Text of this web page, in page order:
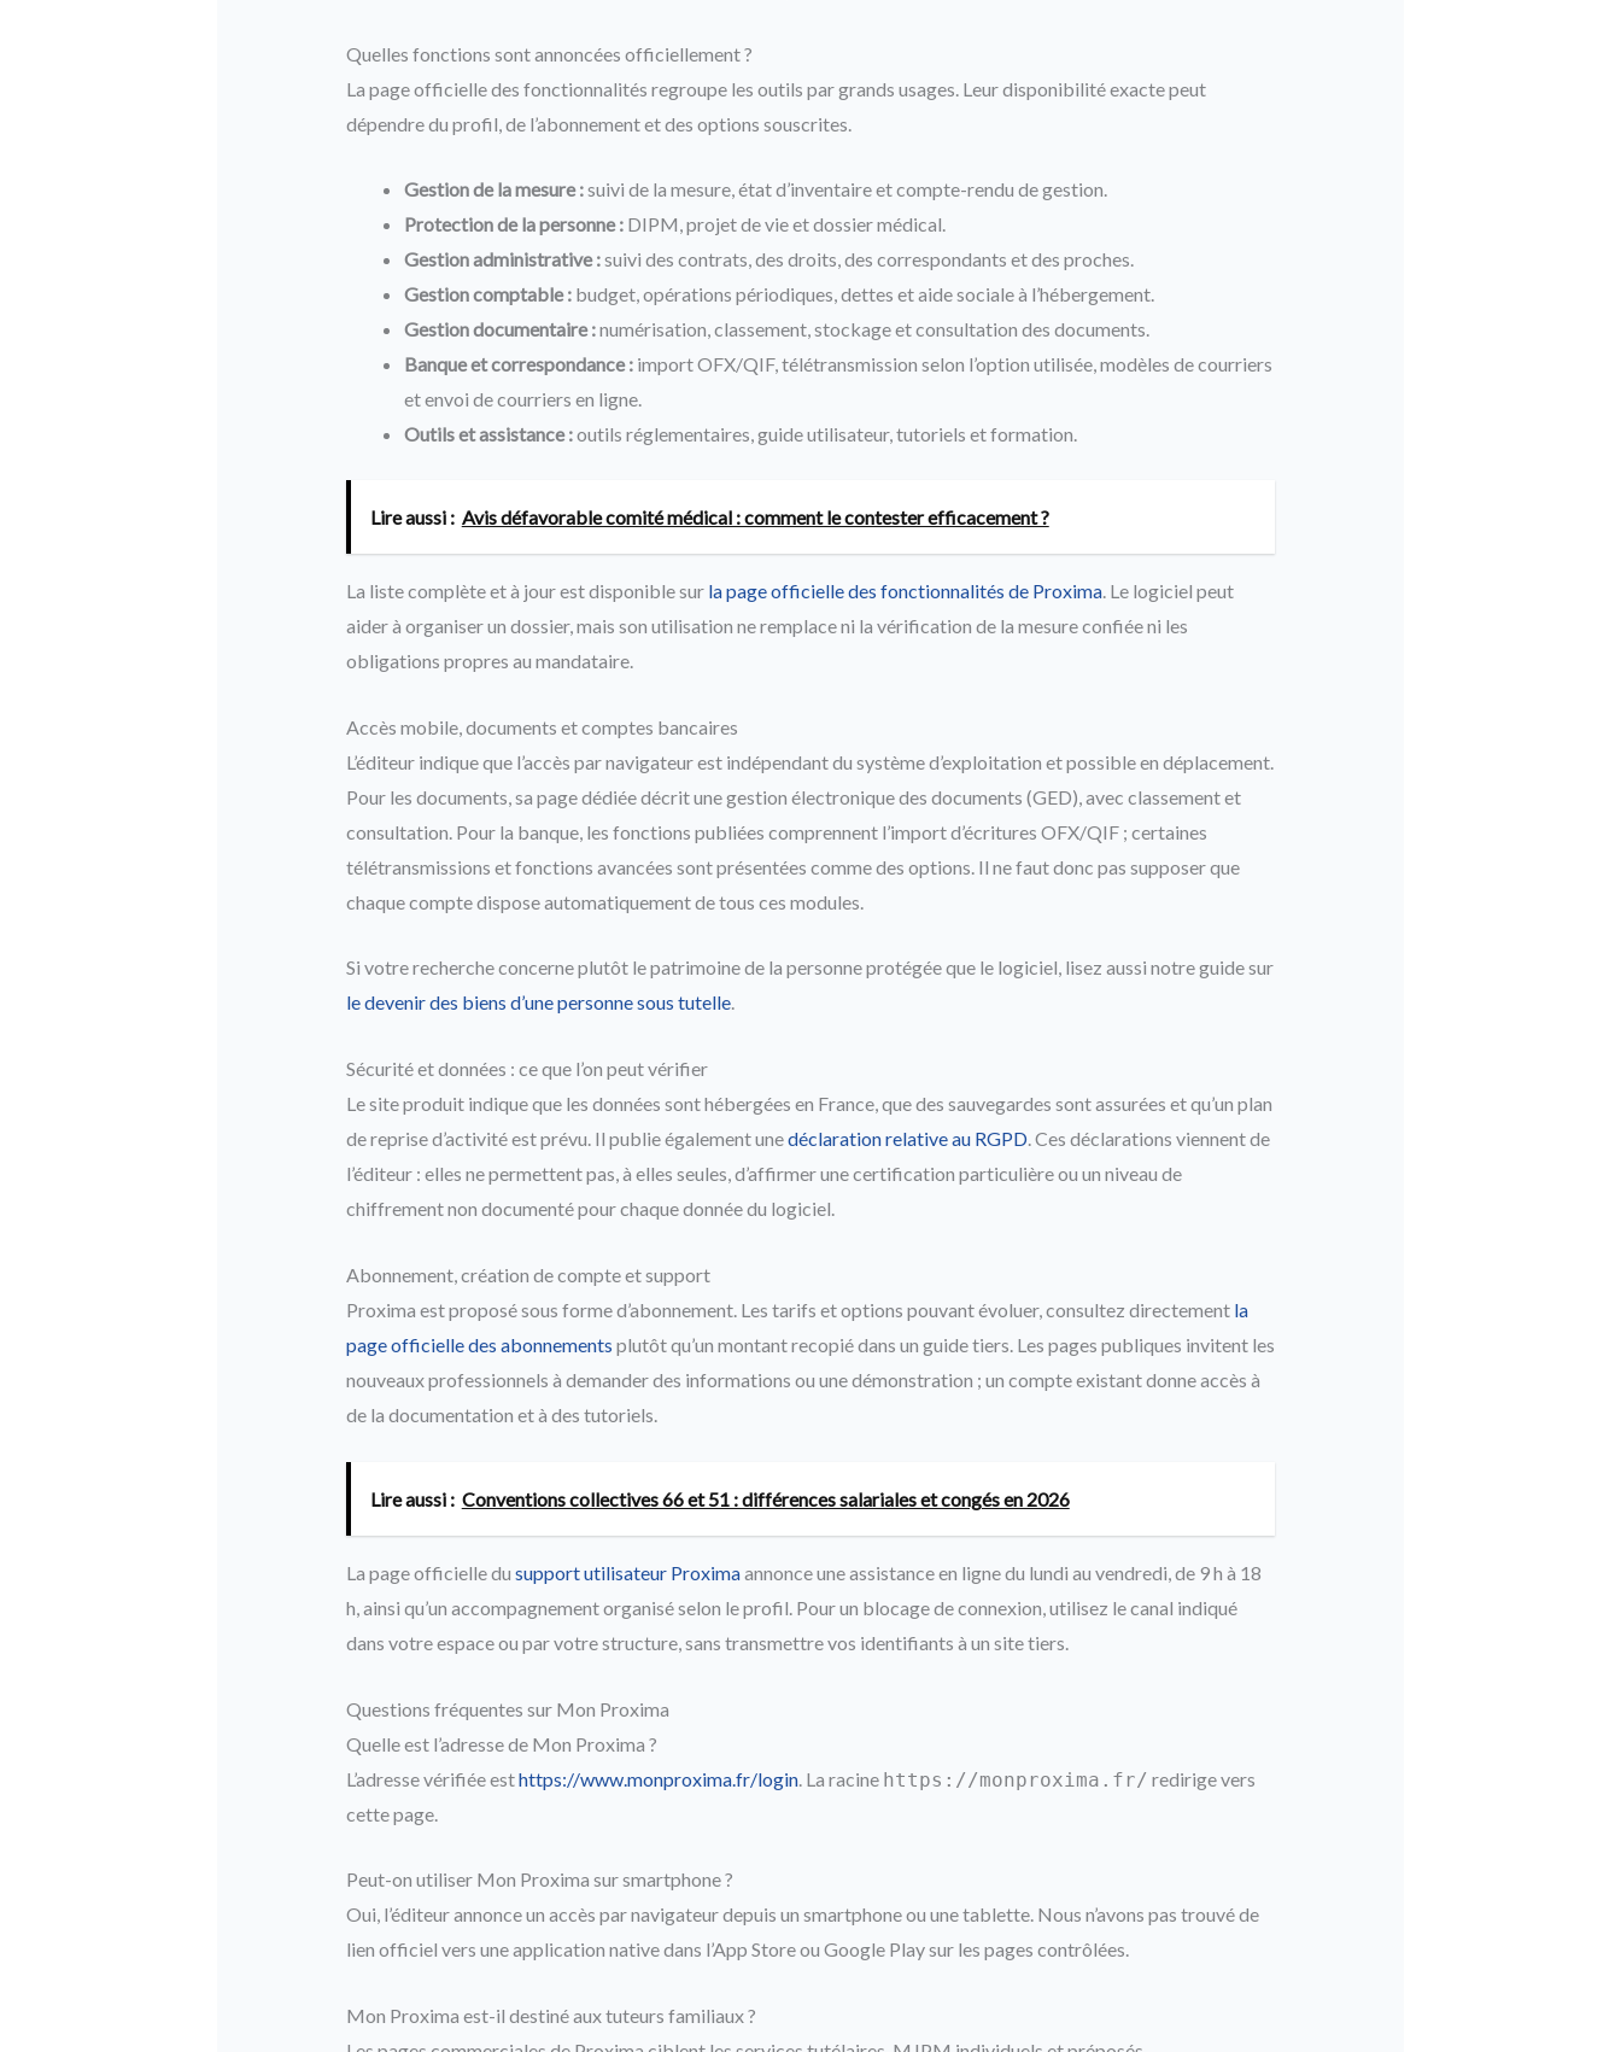
Quelles fonctions sont annoncées officiellement ?
La page officielle des fonctionnalités regroupe les outils par grands usages. Leur disponibilité exacte peut
dépendre du profil, de l’abonnement et des options souscrites.
Gestion de la mesure :suivi de la mesure, état d’inventaire et compte-rendu de gestion.
Protection de la personne :DIPM, projet de vie et dossier médical.
Gestion administrative :suivi des contrats, des droits, des correspondants et des proches.
Gestion comptable :budget, opérations périodiques, dettes et aide sociale à l’hébergement.
Gestion documentaire :numérisation, classement, stockage et consultation des documents.
Banque et correspondance :import OFX/QIF, télétransmission selon l’option utilisée, modèles de courriers
et envoi de courriers en ligne.
Outils et assistance :outils réglementaires, guide utilisateur, tutoriels et formation.
Lire aussi : Avis défavorable comité médical : comment le contester efficacement ?
La liste complète et à jour est disponible sur la page officielle des fonctionnalités de Proxima. Le logiciel peut
aider à organiser un dossier, mais son utilisation ne remplace ni la vérification de la mesure confiée ni les
obligations propres au mandataire.
Accès mobile, documents et comptes bancaires
L’éditeur indique que l’accès par navigateur est indépendant du système d’exploitation et possible en déplacement.
Pour les documents, sa page dédiée décrit une gestion électronique des documents (GED), avec classement et
consultation. Pour la banque, les fonctions publiées comprennent l’import d’écritures OFX/QIF ; certaines
télétransmissions et fonctions avancées sont présentées comme des options. Il ne faut donc pas supposer que
chaque compte dispose automatiquement de tous ces modules.
Si votre recherche concerne plutôt le patrimoine de la personne protégée que le logiciel, lisez aussi notre guide sur
le devenir des biens d’une personne sous tutelle.
Sécurité et données : ce que l’on peut vérifier
Le site produit indique que les données sont hébergées en France, que des sauvegardes sont assurées et qu’un plan
de reprise d’activité est prévu. Il publie également unedéclaration relative au RGPD. Ces déclarations viennent de
l’éditeur : elles ne permettent pas, à elles seules, d’affirmer une certification particulière ou un niveau de
chiffrement non documenté pour chaque donnée du logiciel.
Abonnement, création de compte et support
Proxima est proposé sous forme d’abonnement. Les tarifs et options pouvant évoluer, consultez directement la
page officielle des abonnements plutôt qu’un montant recopié dans un guide tiers. Les pages publiques invitent les
nouveaux professionnels à demander des informations ou une démonstration ; un compte existant donne accès à
de la documentation et à des tutoriels.
Lire aussi : Conventions collectives 66 et 51 : différences salariales et congés en 2026
La page officielle du support utilisateur Proximaannonce une assistance en ligne du lundi au vendredi, de 9 h à 18
h, ainsi qu’un accompagnement organisé selon le profil. Pour un blocage de connexion, utilisez le canal indiqué
dans votre espace ou par votre structure, sans transmettre vos identifiants à un site tiers.
Questions fréquentes sur Mon Proxima
Quelle est l’adresse de Mon Proxima ?
L’adresse vérifiée esthttps://www.monproxima.fr/login. La racine https://monproxima.fr/ redirige vers
cette page.
Peut-on utiliser Mon Proxima sur smartphone ?
Oui, l’éditeur annonce un accès par navigateur depuis un smartphone ou une tablette. Nous n’avons pas trouvé de
lien officiel vers une application native dans l’App Store ou Google Play sur les pages contrôlées.
Mon Proxima est-il destiné aux tuteurs familiaux ?